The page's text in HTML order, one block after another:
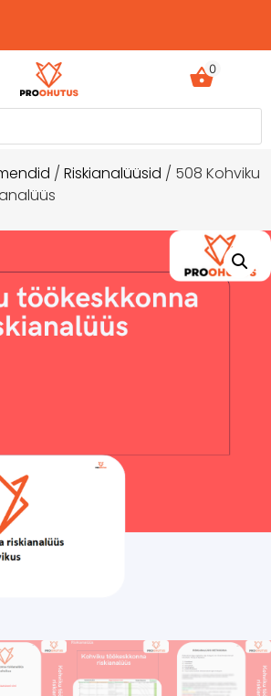
hetkel -50% soodustusega!
0
/ Riskianalüüsid / 508 Kohviku